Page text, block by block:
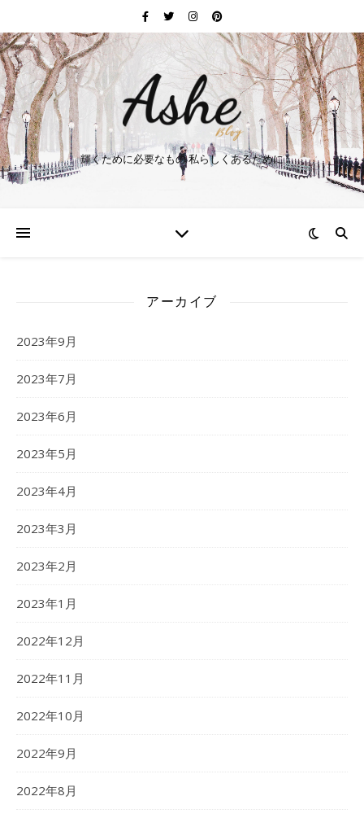
輝くために必要なもの 私らしくあるために
アーカイブ
2023年9月
2023年7月
2023年6月
2023年5月
2023年4月
2023年3月
2023年2月
2023年1月
2022年12月
2022年11月
2022年10月
2022年9月
2022年8月